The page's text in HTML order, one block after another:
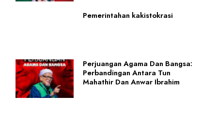
Pemerintahan kakistokrasi
Perjuangan Agama Dan Bangsa:
Perbandingan Antara Tun
Mahathir Dan Anwar Ibrahim